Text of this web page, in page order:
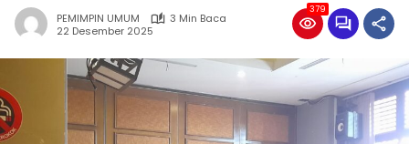
PEMIMPIN UMUM
3 Min Baca
22 Desember 2025
379